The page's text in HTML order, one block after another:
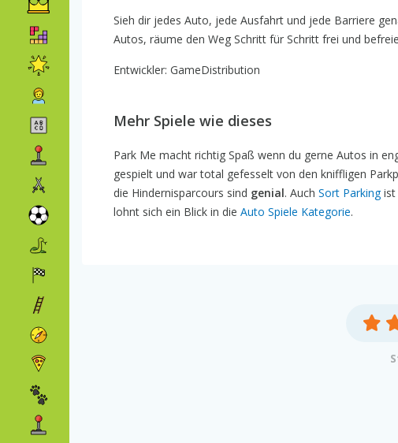
Sieh dir jedes Auto, jede Ausfahrt und jede Barriere
Autos, räume den Weg Schritt für Schritt frei und
Entwickler: GameDistribution
Mehr Spiele wie dieses
Park Me macht richtig Spaß wenn du gerne Autos in
gespielt und war total gefesselt von den kniffligen
die Hindernisparcours sind genial. Auch Sort Parkingist
lohnt sich ein Blick in die Auto Spiele Kategorie.